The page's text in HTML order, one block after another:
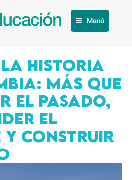
Menú
la historia
más que
el pasado,
el
y construir